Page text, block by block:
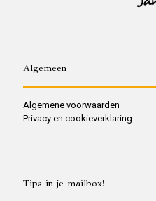
Algemeen
Algemene voorwaarden
Privacy en cookieverklaring
Tips in je mailbox!